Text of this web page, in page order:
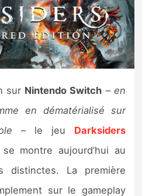
sur Nintendo Switch – en
en dématérialisé sur
– le jeu Darksiders
montre aujourd’hui au
distinctes. La première
sur le gameplay